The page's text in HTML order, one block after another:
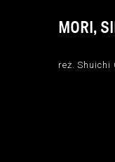
MORI,
reż. Shuichi